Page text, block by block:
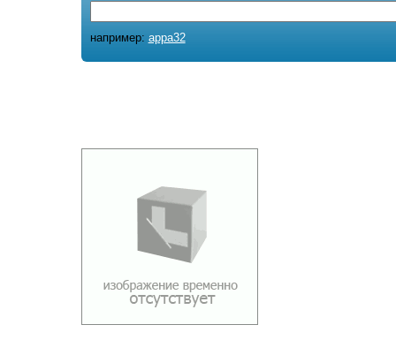
например: appa32